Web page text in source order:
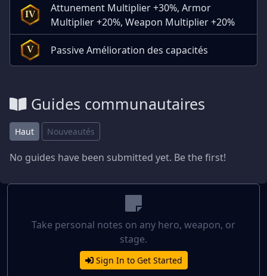
IV
Attunement Multiplier +30%, Armor
Multiplier +20%, Weapon Multiplier +20%
V Passive Amélioration des capacités
Guides communautaires
Haut Nouveautés
No guides have been submitted yet. Be the first!
Take personal notes on any hero, weapon, or
stage.
Sign In to Get Started